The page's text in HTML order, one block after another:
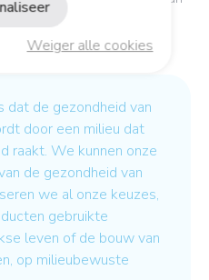
de gezondheid van
door een milieu dat
raakt. We kunnen onze
de gezondheid van
we al onze keuzes,
gebruikte
leven of de bouw van
op milieubewuste
Weiger alle cookies